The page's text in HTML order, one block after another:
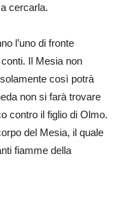
cercarla.
l’uno di fronte
Il Mesia non
così potrà
non si farà trovare
contro il figlio di Olmo.
del Mesia, il quale
fiamme della